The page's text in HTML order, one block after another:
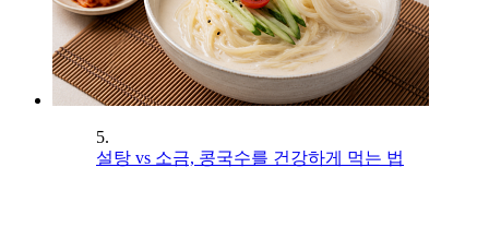
5.
설탕 vs 소금, 콩국수를 건강하게 먹는 법